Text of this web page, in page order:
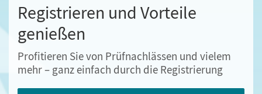
Registrieren und Vorteile
genießen
Profitieren Sie von Prüfnachlässen und vielem
mehr – ganz einfach durch die Registrierung